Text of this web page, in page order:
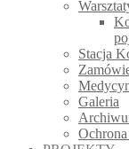
Stacja
Galeria